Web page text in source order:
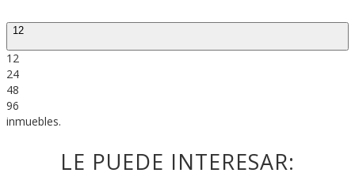
12
12
24
48
96
inmuebles.
LE PUEDE INTERESAR: